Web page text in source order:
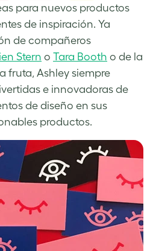
para nuevos productos
de inspiración. Ya
de compañeros
Stern o Tara Booth o de la
fruta, Ashley siempre
e innovadoras de
de diseño en sus
productos.